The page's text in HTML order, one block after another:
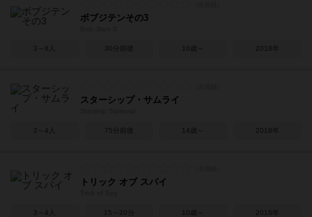
ボブジテンその3
3～8人 30分前後 10歳～ 2018年
スターシップ・サムライ
2～4人 75分前後 14歳～ 2018年
トリック オブ スパイ
3～4人 15～20分 10歳～ 2016年